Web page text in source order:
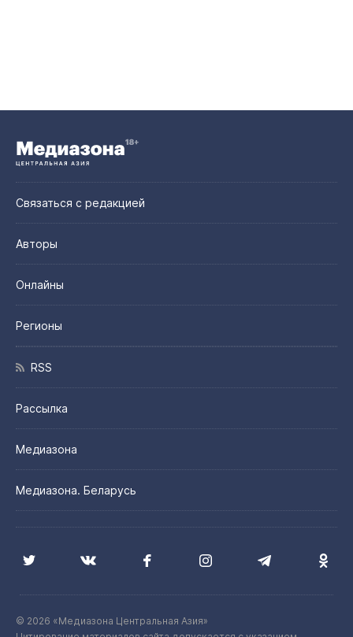
Связаться с редакцией
Авторы
Онлайны
Регионы
RSS
Рассылка
Медиазона
Медиазона. Беларусь
© 2026 «Медиазона Центральная Азия»